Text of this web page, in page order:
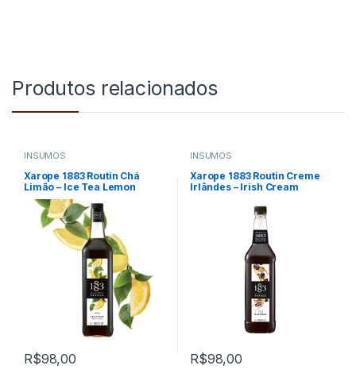
Produtos relacionados
INSUMOS
Xarope 1883 Routin Chá
Limão – Ice Tea Lemon
1000ml
R$98,00
INSUMOS
Xarope 1883 Routin Creme
Irlândes – Irish Cream
R$98,00